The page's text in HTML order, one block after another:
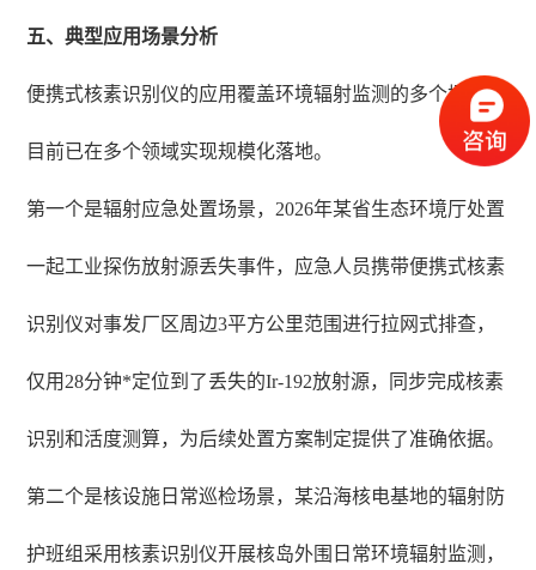
五、典型应用场景分析
便携式核素识别仪的应用覆盖环境辐射监测的多个场景，
目前已在多个领域实现规模化落地。
第一个是辐射应急处置场景，2026年某省生态环境厅处置
一起工业探伤放射源丢失事件，应急人员携带便携式核素
识别仪对事发厂区周边3平方公里范围进行拉网式排查，
仅用28分钟*定位到了丢失的Ir-192放射源，同步完成核素
识别和活度测算，为后续处置方案制定提供了准确依据。
第二个是核设施日常巡检场景，某沿海核电基地的辐射防
护班组采用核素识别仪开展核岛外围日常环境辐射监测，